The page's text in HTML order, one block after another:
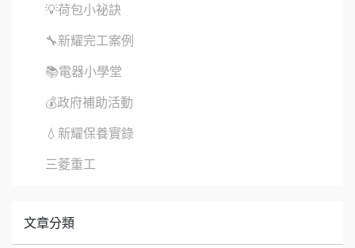
💡荷包小祕訣
🔧新耀完工案例
📚電器小學堂
💰政府補助活動
💧新耀保養實錄
三菱重工
文章分類